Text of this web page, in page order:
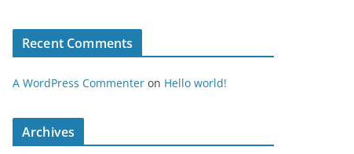
Recent Comments
A WordPress Commenter on Hello world!
Archives